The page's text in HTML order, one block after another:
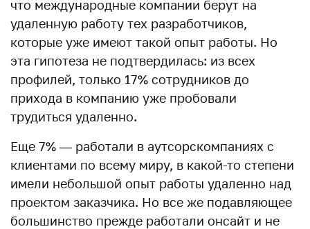
что международные компании берут на
удаленную работу тех разработчиков,
которые уже имеют такой опыт работы. Но
эта гипотеза не подтвердилась: из всех
профилей, только 17% сотрудников до
прихода в компанию уже пробовали
трудиться удаленно.
Еще 7% — работали в аутсорскомпаниях с
клиентами по всему миру, в какой-то степени
имели небольшой опыт работы удаленно над
проектом заказчика. Но все же подавляющее
большинство прежде работали онсайт и не